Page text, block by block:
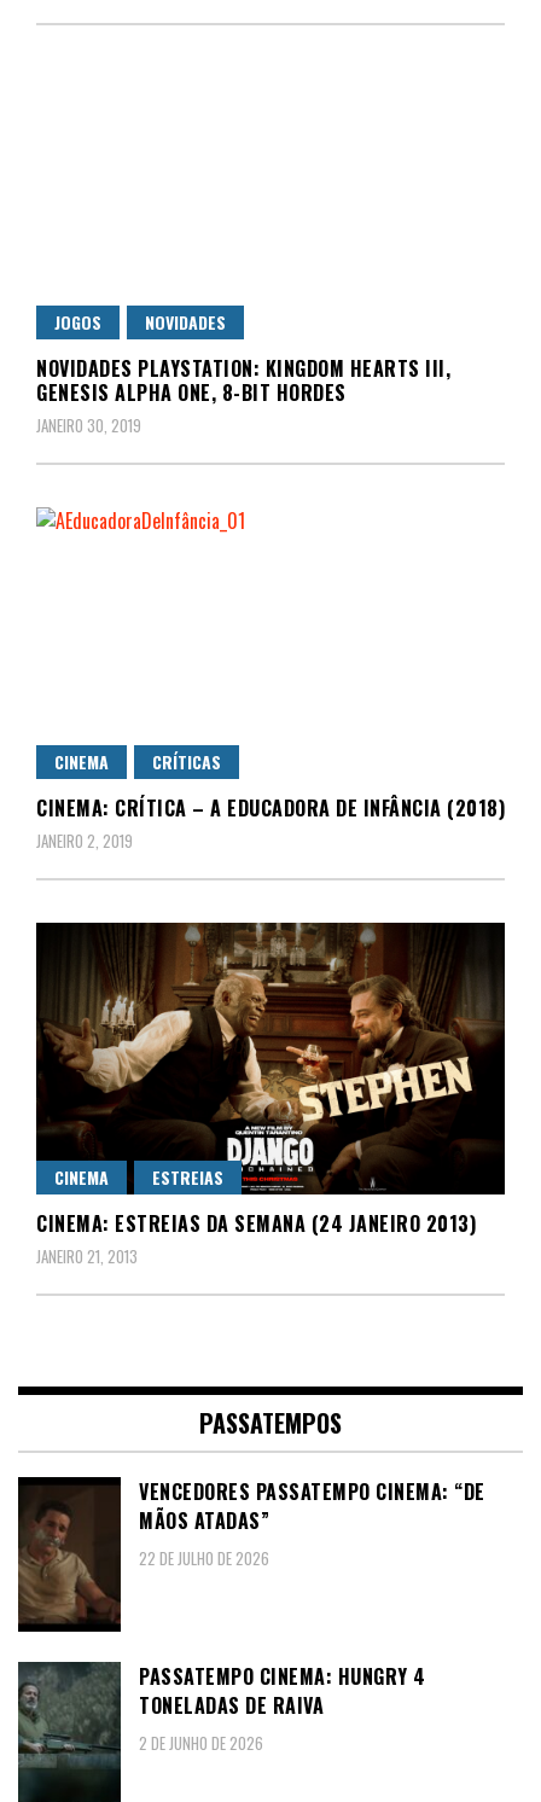
JOGOS NOVIDADES
NOVIDADES PLAYSTATION: KINGDOM HEARTS III,
GENESIS ALPHA ONE, 8-BIT HORDES
JANEIRO 30, 2019
CINEMA CRÍTICAS
CINEMA: CRÍTICA – A EDUCADORA DE INFÂNCIA (2018)
JANEIRO 2, 2019
CINEMA ESTREIAS
CINEMA: ESTREIAS DA SEMANA (24 JANEIRO 2013)
JANEIRO 21, 2013
PASSATEMPOS
VENCEDORES PASSATEMPO CINEMA: “DE
MÃOS ATADAS”
22 DE JULHO DE 2026
PASSATEMPO CINEMA: HUNGRY 4
TONELADAS DE RAIVA
2 DE JUNHO DE 2026